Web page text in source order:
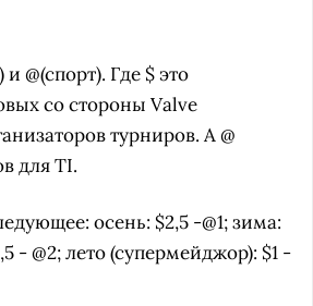
@(спорт). Где $ это
со стороны Valve
турниров. А @
для TI.
осень: $2,5 -@1; зима:
- @2; лето (супермейджор): $1 -